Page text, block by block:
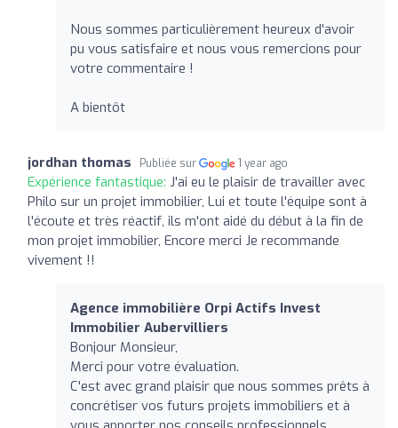
Nous sommes particulièrement heureux d'avoir
pu vous satisfaire et nous vous remercions pour
votre commentaire !
A bientôt
jordhan thomas Publiée sur 1 year ago
Expérience fantastique: J'ai eu le plaisir de travailler avec
Philo sur un projet immobilier, Lui et toute l'équipe sont à
l'écoute et très réactif, ils m'ont aidé du début à la fin de
mon projet immobilier, Encore merci Je recommande
vivement !!
Agence immobilière Orpi Actifs Invest
Immobilier Aubervilliers
Bonjour Monsieur,
Merci pour votre évaluation.
C'est avec grand plaisir que nous sommes prêts à
concrétiser vos futurs projets immobiliers et à